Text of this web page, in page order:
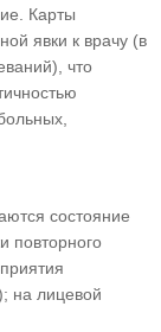
Карты
явки к врачу (в
что
состояние
повторного
на лицевой